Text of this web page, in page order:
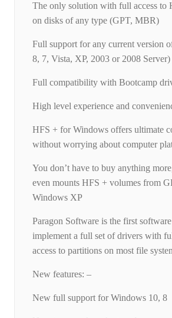
The only solution with full access to
on disks of any type (GPT, MBR)
Full support for any current version
8, 7, Vista, XP, 2003 or 2008 Server)
Full compatibility with Bootcamp
High level experience and
HFS + for Windows offers ultimate
without worrying about computer
You don’t have to buy anything
even mounts HFS + volumes from
Windows XP
Paragon Software is the first
implement a full set of drivers with
access to partitions on most file
New features: –
New full support for Windows 10, 8